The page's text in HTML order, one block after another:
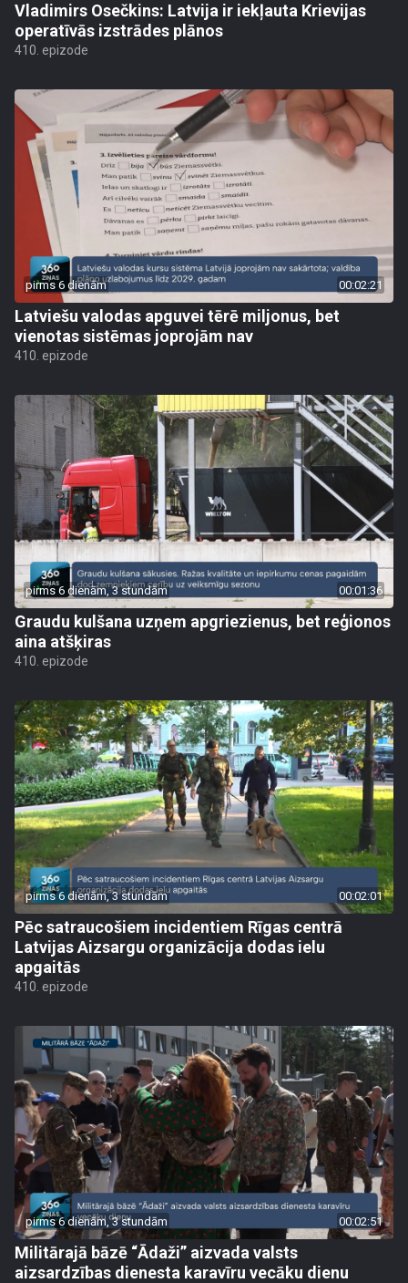
Vladimirs Osečkins: Latvija ir iekļauta Krievijas
operatīvās izstrādes plānos
410. epizode
pirms 6 dienām 00:02:21
Latviešu valodas apguvei tērē miljonus, bet
vienotas sistēmas joprojām nav
410. epizode
pirms 6 dienām, 3 stundām 00:01:36
Graudu kulšana uzņem apgriezienus, bet reģionos
aina atšķiras
410. epizode
pirms 6 dienām, 3 stundām 00:02:01
Pēc satraucošiem incidentiem Rīgas centrā
Latvijas Aizsargu organizācija dodas ielu
apgaitās
410. epizode
pirms 6 dienām, 3 stundām 00:02:51
Militārajā bāzē “Ādaži” aizvada valsts
aizsardzības dienesta karavīru vecāku dienu